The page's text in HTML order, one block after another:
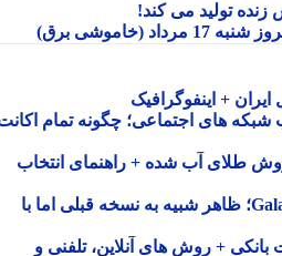
تولید می کند!
برق)
+ اینفوگرافیک
اجتماعی؛ چگونه تمام اکانت
طلای آب شده + راهنمای انتخاب
بررسی گوشی Galaxy Z Flip8؛ ظاهر شبیه به نسخه قبلی اما با
+ روش های آنلاین، تلفنی و